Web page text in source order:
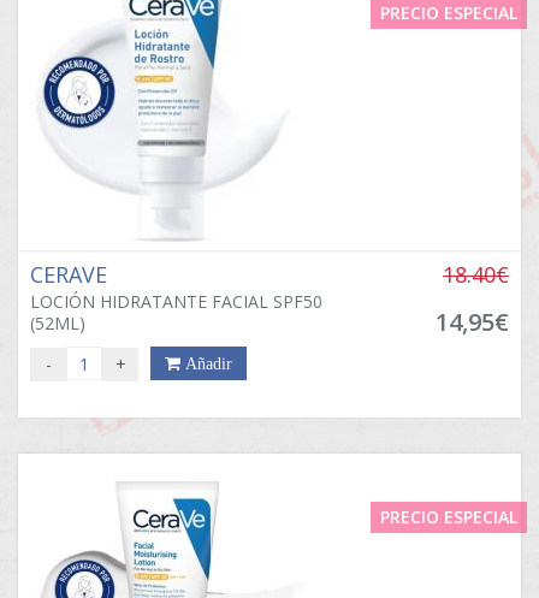
PRECIO ESPECIAL
CERAVE
LOCIÓN HIDRATANTE FACIAL SPF50
(52ML)
18.40€
14,95€
- + Añadir
PRECIO ESPECIAL